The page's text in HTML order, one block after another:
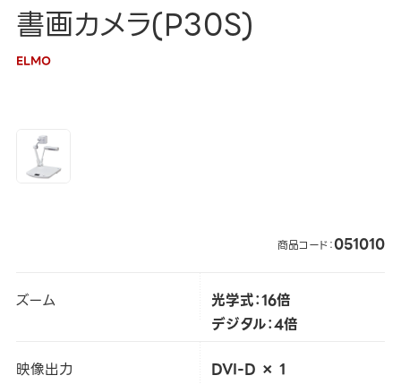
書画カメラ(P30S)
ELMO
商品コード：051010
ズーム
光学式：16倍
デジタル：4倍
映像出力
DVI-D × 1